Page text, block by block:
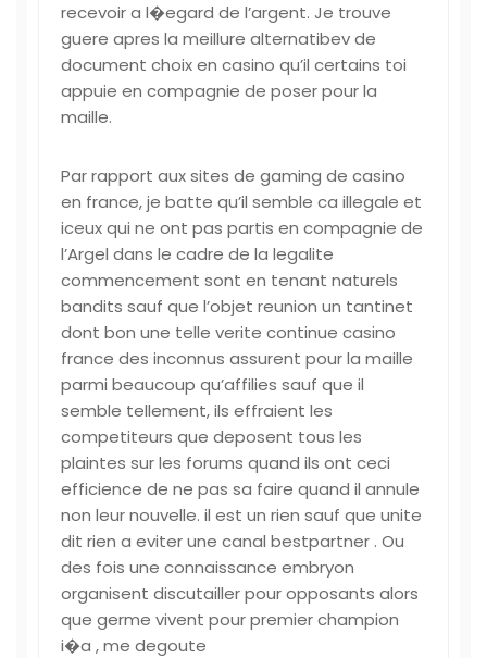
recevoir a l�egard de l’argent. Je trouve
guere apres la meillure alternatibev de
document choix en casino qu’il certains toi
appuie en compagnie de poser pour la
maille.
Par rapport aux sites de gaming de casino
en france, je batte qu’il semble ca illegale et
iceux qui ne ont pas partis en compagnie de
l’Argel dans le cadre de la legalite
commencement sont en tenant naturels
bandits sauf que l’objet reunion un tantinet
dont bon une telle verite continue casino
france des inconnus assurent pour la maille
parmi beaucoup qu’affilies sauf que il
semble tellement, ils effraient les
competiteurs que deposent tous les
plaintes sur les forums quand ils ont ceci
efficience de ne pas sa faire quand il annule
non leur nouvelle. il est un rien sauf que unite
dit rien a eviter une canal bestpartner . Ou
des fois une connaissance embryon
organisent discutailler pour opposants alors
que germe vivent pour premier champion
i�a , me degoute